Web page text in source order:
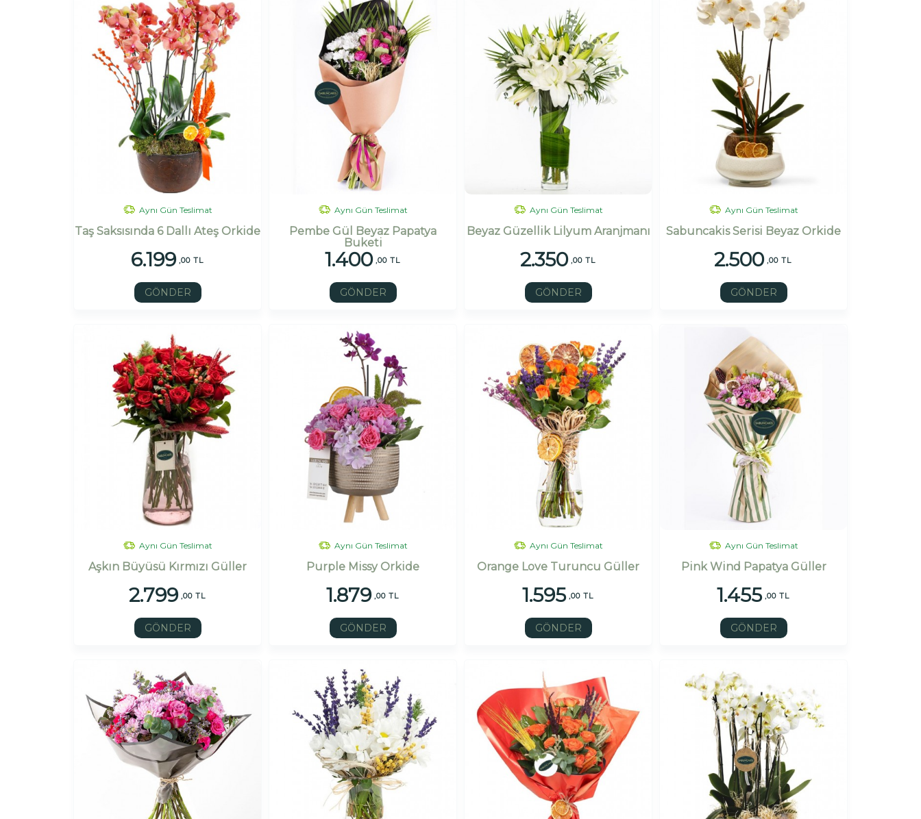
Aynı Gün Teslimat
Taş Saksısında 6 Dallı Ateş Orkide
6.199 ,00 TL
GÖNDER
Aynı Gün Teslimat
Pembe Gül Beyaz Papatya
Buketi
1.400 ,00 TL
GÖNDER
Aynı Gün Teslimat
Beyaz Güzellik Lilyum Aranjmanı
2.350 ,00 TL
GÖNDER
Aynı Gün Teslimat
Sabuncakis Serisi Beyaz Orkide
2.500 ,00 TL
GÖNDER
Aynı Gün Teslimat
Aşkın Büyüsü Kırmızı Güller
2.799 ,00 TL
GÖNDER
Aynı Gün Teslimat
Purple Missy Orkide
1.879 ,00 TL
GÖNDER
Aynı Gün Teslimat
Orange Love Turuncu Güller
1.595 ,00 TL
GÖNDER
Aynı Gün Teslimat
Pink Wind Papatya Güller
1.455 ,00 TL
GÖNDER